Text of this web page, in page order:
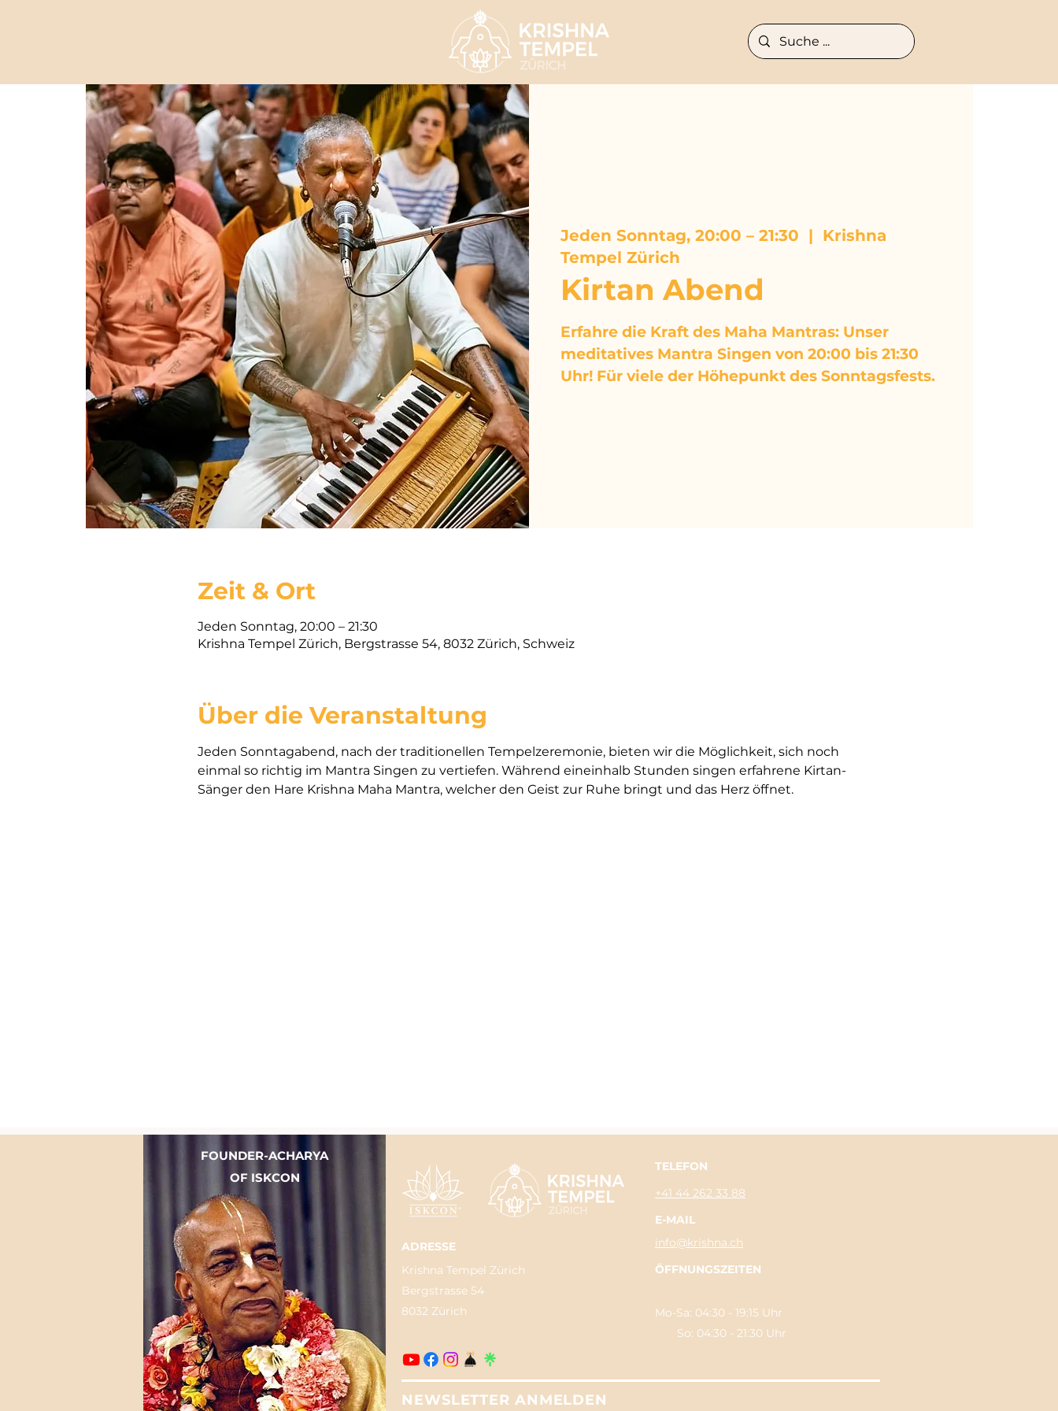
Jeden Sonntag, 20:00 – 21:30
  |
Krishna
Tempel Zürich
Kirtan Abend
Erfahre die Kraft des Maha Mantras: Unser
meditatives Mantra Singen von 20:00 bis 21:30
Zeit & Ort
Jeden Sonntag, 20:00 – 21:30
Krishna Tempel Zürich, Bergstrasse 54, 8032 Zürich, Schweiz
Über die Veranstaltung
Jeden Sonntagabend, nach der traditionellen Tempelzeremonie, bieten wir die Möglichkeit, sich noch
einmal so richtig im Mantra Singen zu vertiefen. Während eineinhalb Stunden singen erfahrene Kirtan-
Sänger den Hare Krishna Maha Mantra, welcher den Geist zur Ruhe bringt und das Herz öffnet.
FOUNDER-ACHARYA
OF ISKCON
ADRESSE
Krishna Tempel Zürich
Bergstrasse 54
8032 Zürich
TELEFON
+41 44 262 33 88
E-MAIL
info@krishna.ch
ÖFFNUNGSZEITEN
Mo-Sa: 04:30 - 19:15 Uhr
So: 04:30 - 21:30 Uhr
NEWSLETTER ANMELDEN